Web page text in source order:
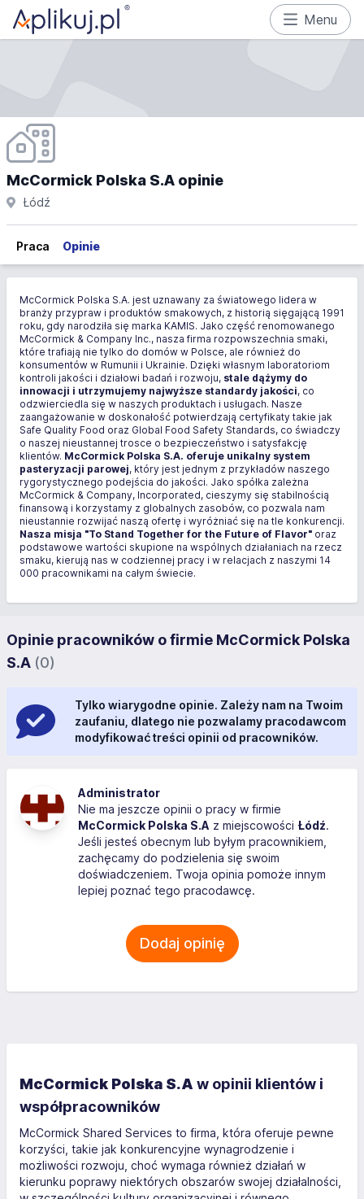
Menu
McCormick Polska S.A opinie
Łódź
Praca Opinie
McCormick Polska S.A. jest uznawany za światowego lidera w
branży przypraw i produktów smakowych, z historią sięgającą 1991
roku, gdy narodziła się marka KAMIS. Jako część renomowanego
McCormick & Company Inc., nasza firma rozpowszechnia smaki,
które trafiają nie tylko do domów w Polsce, ale również do
konsumentów w Rumunii i Ukrainie. Dzięki własnym laboratoriom
kontroli jakości i działowi badań i rozwoju, stale dążymy do
innowacji i utrzymujemy najwyższe standardy jakości, co
odzwierciedla się w naszych produktach i usługach. Nasze
zaangażowanie w doskonałość potwierdzają certyfikaty takie jak
Safe Quality Food oraz Global Food Safety Standards, co świadczy
o naszej nieustannej trosce o bezpieczeństwo i satysfakcję
klientów. McCormick Polska S.A. oferuje unikalny system
pasteryzacji parowej, który jest jednym z przykładów naszego
rygorystycznego podejścia do jakości. Jako spółka zależna
McCormick & Company, Incorporated, cieszymy się stabilnością
finansową i korzystamy z globalnych zasobów, co pozwala nam
nieustannie rozwijać naszą ofertę i wyróżniać się na tle konkurencji.
Nasza misja "To Stand Together for the Future of Flavor" oraz
podstawowe wartości skupione na wspólnych działaniach na rzecz
smaku, kierują nas w codziennej pracy i w relacjach z naszymi 14
000 pracownikami na całym świecie.
Opinie pracowników o firmie McCormick Polska
S.A (0)
Tylko wiarygodne opinie. Zależy nam na Twoim
zaufaniu, dlatego nie pozwalamy pracodawcom
modyfikować treści opinii od pracowników.
Administrator
Nie ma jeszcze opinii o pracy w firmie
McCormick Polska S.A z miejscowości Łódź.
Jeśli jesteś obecnym lub byłym pracownikiem,
zachęcamy do podzielenia się swoim
doświadczeniem. Twoja opinia pomoże innym
lepiej poznać tego pracodawcę.
Dodaj opinię
McCormick Polska S.A w opinii klientów i
współpracowników
McCormick Shared Services to firma, która oferuje pewne
korzyści, takie jak konkurencyjne wynagrodzenie i
możliwości rozwoju, choć wymaga również działań w
kierunku poprawy niektórych obszarów swojej działalności,